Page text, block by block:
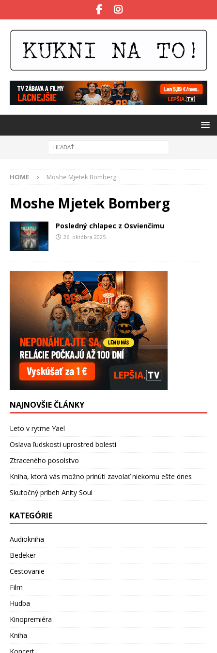
HOME Moshe Mjetek Bomberg
Moshe Mjetek Bomberg
Posledný chlapec z Osvienčimu
26. októbra 2025
NAJNOVŠIE ČLÁNKY
Leto v rytme Yael
Oslava ľudskosti uprostred bolesti
Ztraceného posolstvo
Kniha, ktorá vás možno prinúti zavolať niekomu ešte dnes
Skutočný príbeh Anity Soul
KATEGÓRIE
Audiokniha
Bedeker
Cestovanie
Film
Hudba
Kinopremiéra
Kniha
Koncert